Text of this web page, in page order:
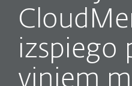
izspiego
viņiem